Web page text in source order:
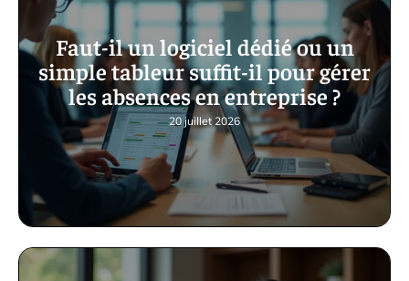
Faut-il un logiciel dédié ou un
simple tableur suffit-il pour gérer
les absences en entreprise ?
20 juillet 2026